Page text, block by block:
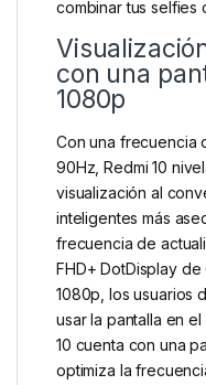
combinar tus selfies
con una
1080p
Con una frecuencia
90Hz, Redmi 10
visualización al
inteligentes más
frecuencia de
FHD+ DotDisplay
1080p, los usuarios
usar la pantalla en
10 cuenta con una
optimiza la